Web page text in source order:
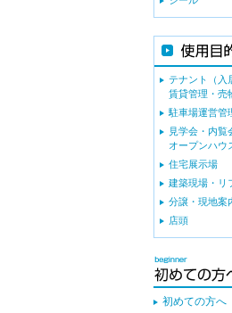
テナント（入
賃貸管理・売
駐車場運営管
見学会・内覧
オープンハウ
住宅展示場
建築現場・リ
分譲・現地案
店頭
初めての方へ